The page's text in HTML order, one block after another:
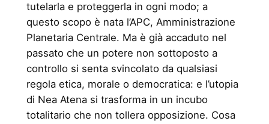
tutelarla e proteggerla in ogni modo; a
questo scopo è nata l’APC, Amministrazione
Planetaria Centrale. Ma è già accaduto nel
passato che un potere non sottoposto a
controllo si senta svincolato da qualsiasi
regola etica, morale o democratica: e l’utopia
di Nea Atena si trasforma in un incubo
totalitario che non tollera opposizione. Cosa